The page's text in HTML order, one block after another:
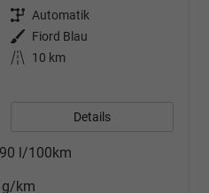
Getriebe Automatik
Außenfarbe Fiord Blau
Kilometerstand
10 km
Details
l/100km
g/km